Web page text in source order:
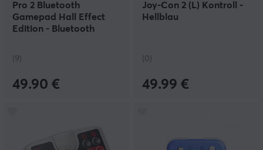
Pro 2 Bluetooth
Gamepad Hall Effect
Edition - Bluetooth
(9)
49.90 €
Joy-Con 2 (L) Kontroll -
Hellblau
(0)
49.99 €